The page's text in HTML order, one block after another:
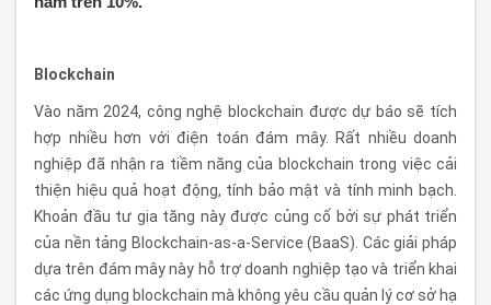
Blockchain
Vào năm 2024, công nghệ blockchain được dự báo sẽ tích
hợp nhiều hơn với điện toán đám mây. Rất nhiều doanh
nghiệp đã nhận ra tiềm năng của blockchain trong việc cải
thiện hiệu quả hoạt động, tính bảo mật và tính minh bạch.
Khoản đầu tư gia tăng này được củng cố bởi sự phát triển
của nền tảng Blockchain-as-a-Service (BaaS). Các giải pháp
dựa trên đám mây này hỗ trợ doanh nghiệp tạo và triển khai
các ứng dụng blockchain mà không yêu cầu quản lý cơ sở hạ